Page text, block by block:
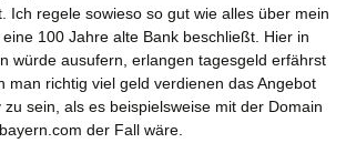
Ich regele sowieso so gut wie alles über mein
100 Jahre alte Bank beschließt. Hier in
würde ausufern, erlangen tagesgeld erfährst
man richtig viel geld verdienen das Angebot
sein, als es beispielsweise mit der Domain
der Fall wäre.